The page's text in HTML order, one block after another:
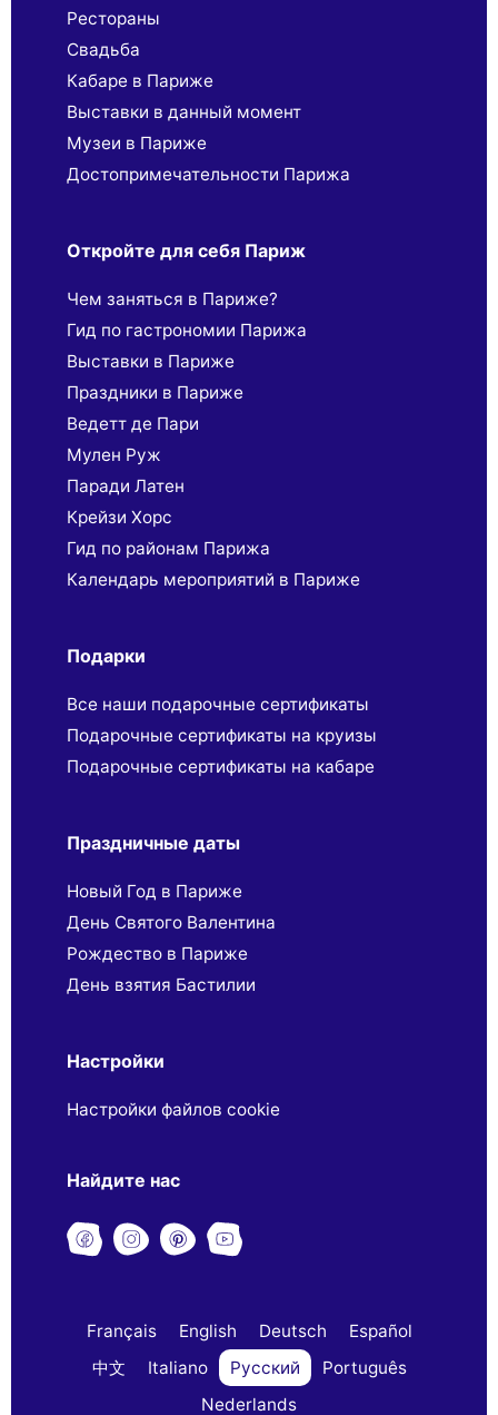
Рестораны
Свадьба
Кабаре в Париже
Выставки в данный момент
Музеи в Париже
Достопримечательности Парижа
Откройте для себя Париж
Чем заняться в Париже?
Гид по гастрономии Парижа
Выставки в Париже
Праздники в Париже
Ведетт де Пари
Мулен Руж
Паради Латен
Крейзи Хорс
Гид по районам Парижа
Календарь мероприятий в Париже
Подарки
Все наши подарочные сертификаты
Подарочные сертификаты на круизы
Подарочные сертификаты на кабаре
Праздничные даты
Новый Год в Париже
День Святого Валентина
Рождество в Париже
День взятия Бастилии
Настройки
Настройки файлов cookie
Найдите нас
Français English Deutsch
Español
中文
Italiano Русский
Português
Nederlands